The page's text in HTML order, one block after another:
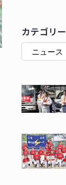
カテゴリー